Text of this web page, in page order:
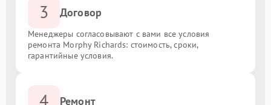
3 Договор
Менеджеры согласовывают с вами все условия
ремонта Morphy Richards: стоимость, сроки,
гарантийные условия.
Ремонт